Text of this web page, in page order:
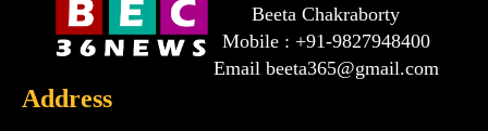
Beeta Chakraborty
Mobile : +91-9827948400
Email beeta365@gmail.com
Address